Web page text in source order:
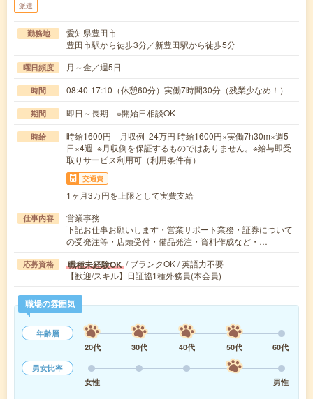
派遣
勤務地
愛知県豊田市
豊田市駅から徒歩3分／新豊田駅から徒歩5分
曜日頻度 月～金／週5日
時間 08:40-17:10（休憩60分）実働7時間30分（残業少なめ！）
期間 即日～長期 ※開始日相談OK
時給
時給1600円 月収例 24万円 時給1600円×実働7h30m×週5
日×4週 ※月収例を保証するものではありません。※給与即受
取りサービス利用可（利用条件有）
交通費
1ヶ月3万円を上限として実費支給
仕事内容
営業事務
下記お仕事お願いします・営業サポート業務・証券について
の受発注等・店頭受付・備品発注・資料作成など・…
応募資格 職種未経験OK / ブランクOK / 英語力不要
【歓迎/スキル】日証協1種外務員(本会員)
職場の雰囲気
年齢層
20代
30代 40代 50代
60代
男女比率
女性
男性